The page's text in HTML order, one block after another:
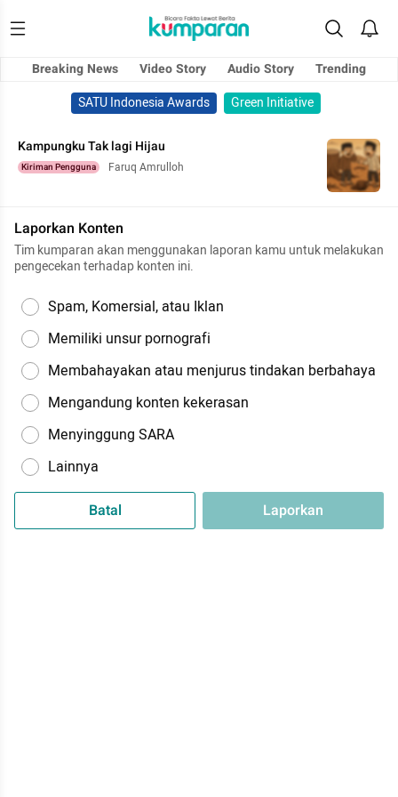
Breaking News Video Story Audio Story
Trending
SATU Indonesia Awards
Green Initiative
Kampungku Tak lagi Hijau
Kiriman Pengguna Faruq Amrulloh
Laporkan Konten
Tim kumparan akan menggunakan laporan kamu untuk melakukan
pengecekan terhadap konten ini.
Spam, Komersial, atau Iklan
Memiliki unsur pornografi
Membahayakan atau menjurus tindakan berbahaya
Mengandung konten kekerasan
Menyinggung SARA
Lainnya
Batal Laporkan